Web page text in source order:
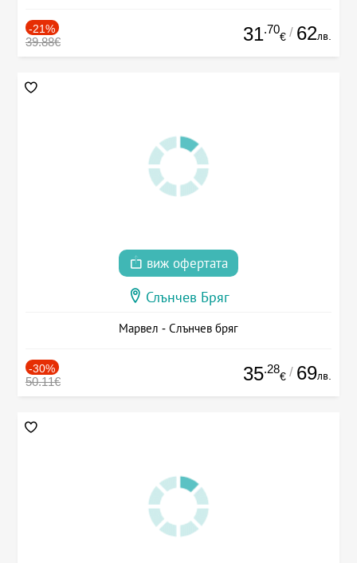
-21%
39.88€ 31.70
€ / 62лв.
виж офертата
Слънчев Бряг
Марвел - Слънчев бряг
-30%
50.11€ 35.28
€ / 69лв.